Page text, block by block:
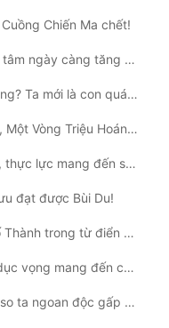
Chiến Ma chết!
ngày càng tăng vọt!
con quái vật khủng bố nhất!
Triệu Hoán Nghi Thức Mới!
mang đến sự thay đổi!
đạt được Bùi Du!
có chuyện để bụng qua đêm!
mang đến chuyển biến!
độc gấp trăm lần!